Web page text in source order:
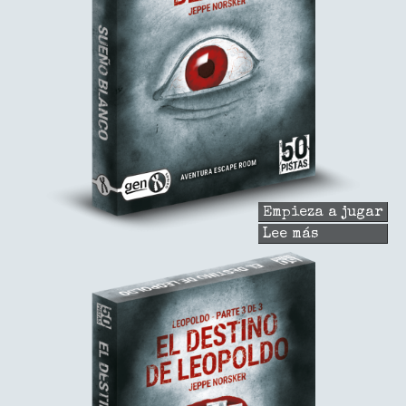
Empieza a jugar
Lee más